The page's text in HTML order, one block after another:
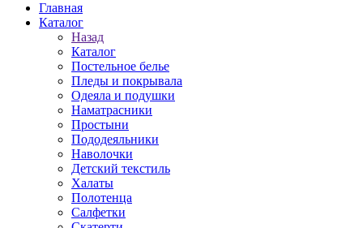
Главная
Каталог
Назад
Каталог
Постельное белье
Пледы и покрывала
Одеяла и подушки
Наматрасники
Простыни
Пододеяльники
Наволочки
Детский текстиль
Халаты
Полотенца
Салфетки